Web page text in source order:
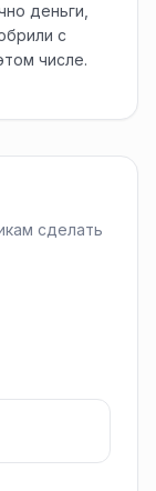
деньги,
с
числе.
сделать